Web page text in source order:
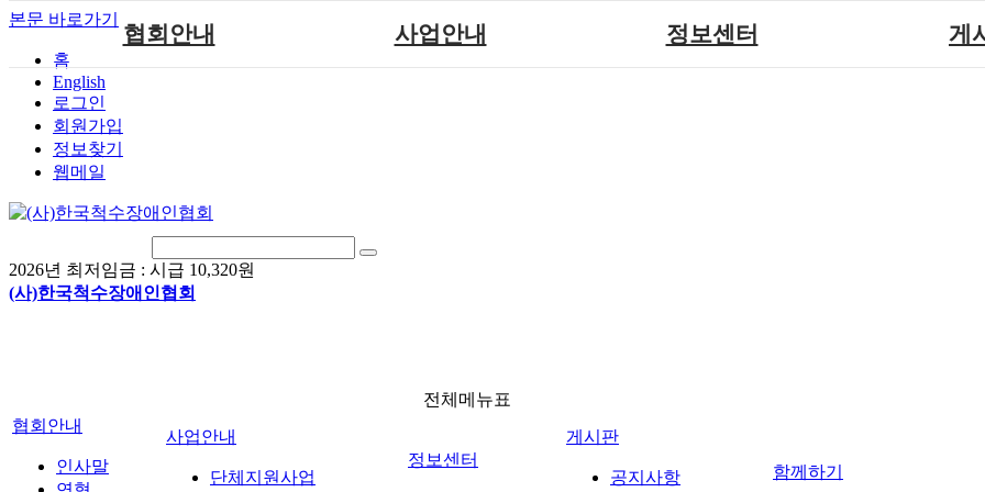
본문 바로가기
홈
English
로그인
회원가입
정보찾기
웹메일
2026년 최저임금 : 시급 10,320원
(사)한국척수장애인협회
협회안내
척수장애란?
찾아오시는길
사업안내
국제 교류/개발 협력사업
정보센터 게
전체메뉴표
협회안내
인사말
사업안내
단체지원사업
정보센터
게시판
공지사항
함께하기